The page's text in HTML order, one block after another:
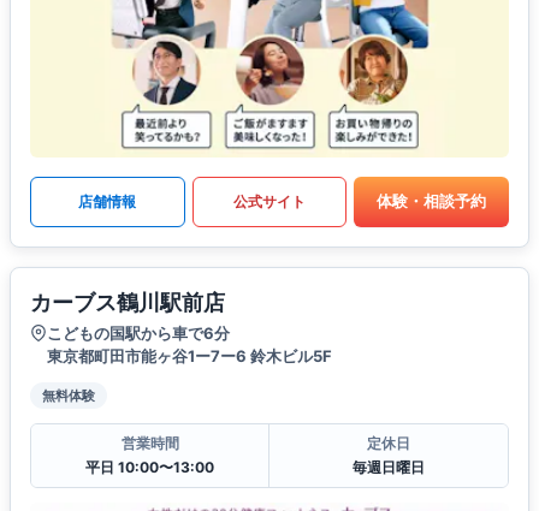
店舗情報 公式サイト 体験・相談予約
カーブス鶴川駅前店
こどもの国駅から車で6分
東京都町田市能ヶ谷1ー7ー6 鈴木ビル5F
無料体験
営業時間
平日 10:00〜13:00
定休日
毎週日曜日